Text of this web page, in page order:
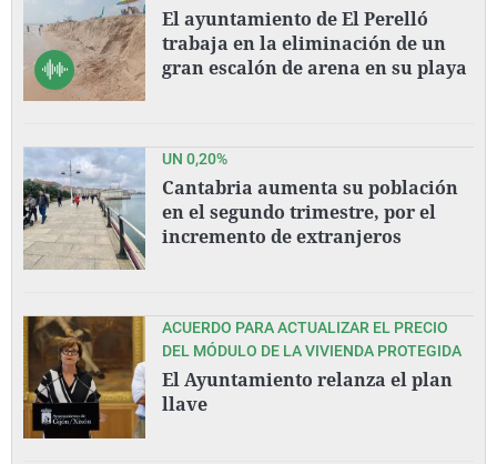
El ayuntamiento de El Perelló
trabaja en la eliminación de un
gran escalón de arena en su playa
UN 0,20%
Cantabria aumenta su población
en el segundo trimestre, por el
incremento de extranjeros
ACUERDO PARA ACTUALIZAR EL PRECIO
DEL MÓDULO DE LA VIVIENDA PROTEGIDA
El Ayuntamiento relanza el plan
llave